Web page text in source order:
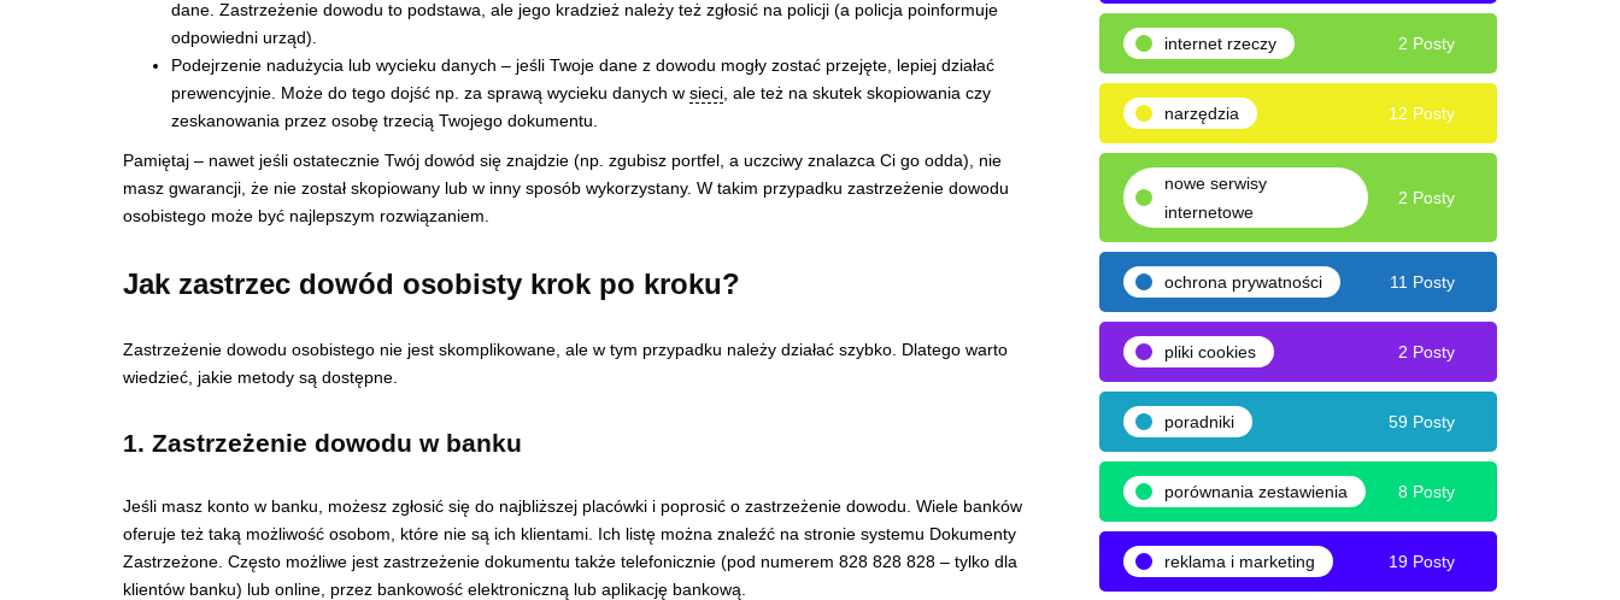
dane. Zastrzeżenie dowodu to podstawa, ale jego kradzież należy też zgłosić na policji (a policja poinformuje
odpowiedni urząd).
Podejrzenie nadużycia lub wycieku danych – jeśli Twoje dane z dowodu mogły zostać przejęte, lepiej działać
prewencyjnie. Może do tego dojść np. za sprawą wycieku danych w sieci, ale też na skutek skopiowania czy
zeskanowania przez osobę trzecią Twojego dokumentu.
Pamiętaj – nawet jeśli ostatecznie Twój dowód się znajdzie (np. zgubisz portfel, a uczciwy znalazca Ci go odda), nie
masz gwarancji, że nie został skopiowany lub w inny sposób wykorzystany. W takim przypadku zastrzeżenie dowodu
osobistego może być najlepszym rozwiązaniem.
Jak zastrzec dowód osobisty krok po kroku?
Zastrzeżenie dowodu osobistego nie jest skomplikowane, ale w tym przypadku należy działać szybko. Dlatego warto
wiedzieć, jakie metody są dostępne.
1. Zastrzeżenie dowodu w banku
Jeśli masz konto w banku, możesz zgłosić się do najbliższej placówki i poprosić o zastrzeżenie dowodu. Wiele banków
oferuje też taką możliwość osobom, które nie są ich klientami. Ich listę można znaleźć na stronie systemu Dokumenty
Zastrzeżone. Często możliwe jest zastrzeżenie dokumentu także telefonicznie (pod numerem 828 828 828 – tylko dla
klientów banku) lub online, przez bankowość elektroniczną lub aplikację bankową.
internet rzeczy 2 Posty
narzędzia 12 Posty
nowe serwisy
internetowe
2 Posty
ochrona prywatności 11 Posty
pliki cookies 2 Posty
poradniki 59 Posty
porównania zestawienia 8 Posty
reklama i marketing 19 Posty